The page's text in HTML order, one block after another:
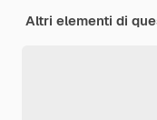
Altri elementi di